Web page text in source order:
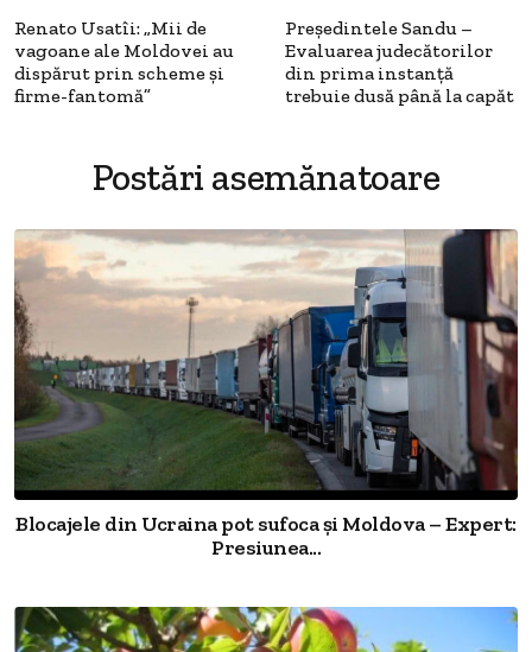
Renato Usatîi: „Mii de
vagoane ale Moldovei au
dispărut prin scheme și
firme-fantomă”
Președintele Sandu –
Evaluarea judecătorilor
din prima instanță
trebuie dusă până la capăt
Postări asemănatoare
Blocajele din Ucraina pot sufoca și Moldova – Expert:
Presiunea...